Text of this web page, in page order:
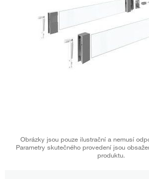
Obrázky jsou pouze ilustrační a nemusí
Parametry skutečného provedení jsou
produktu.